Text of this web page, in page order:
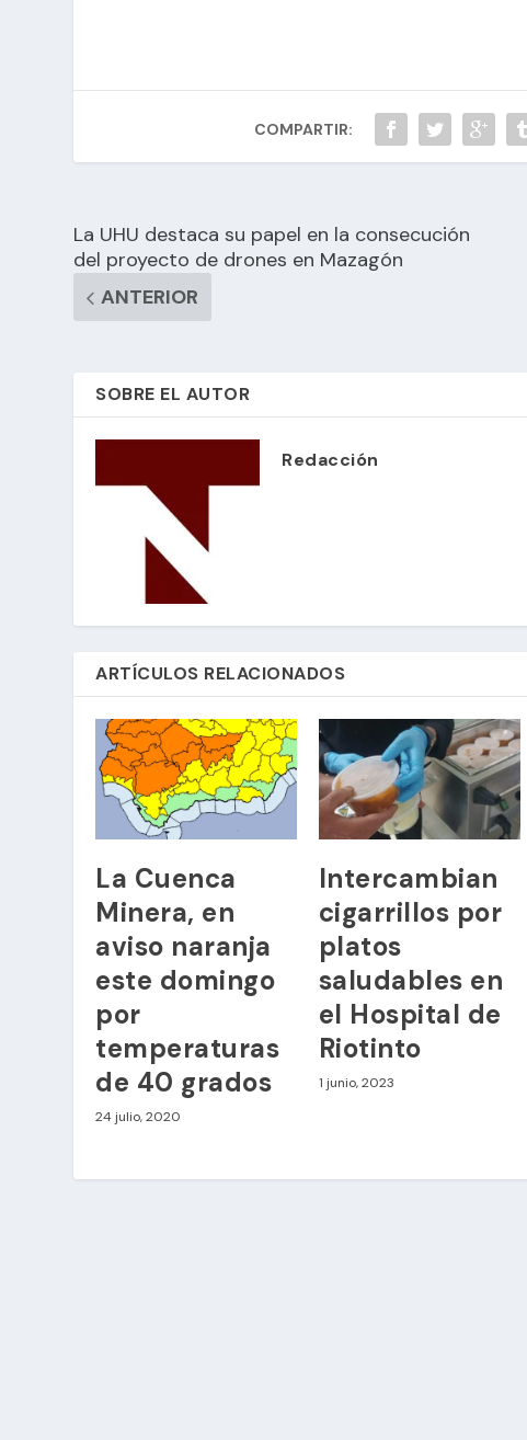
COMPARTIR:
La UHU destaca su papel en la consecución
del proyecto de drones en Mazagón
ANTERIOR
SOBRE EL AUTOR
Redacción
ARTÍCULOS RELACIONADOS
La Cuenca
Minera, en
aviso naranja
este domingo
por
temperaturas
de 40 grados
24 julio, 2020
Intercambian
cigarrillos por
platos
saludables en
el Hospital de
Riotinto
1 junio, 2023